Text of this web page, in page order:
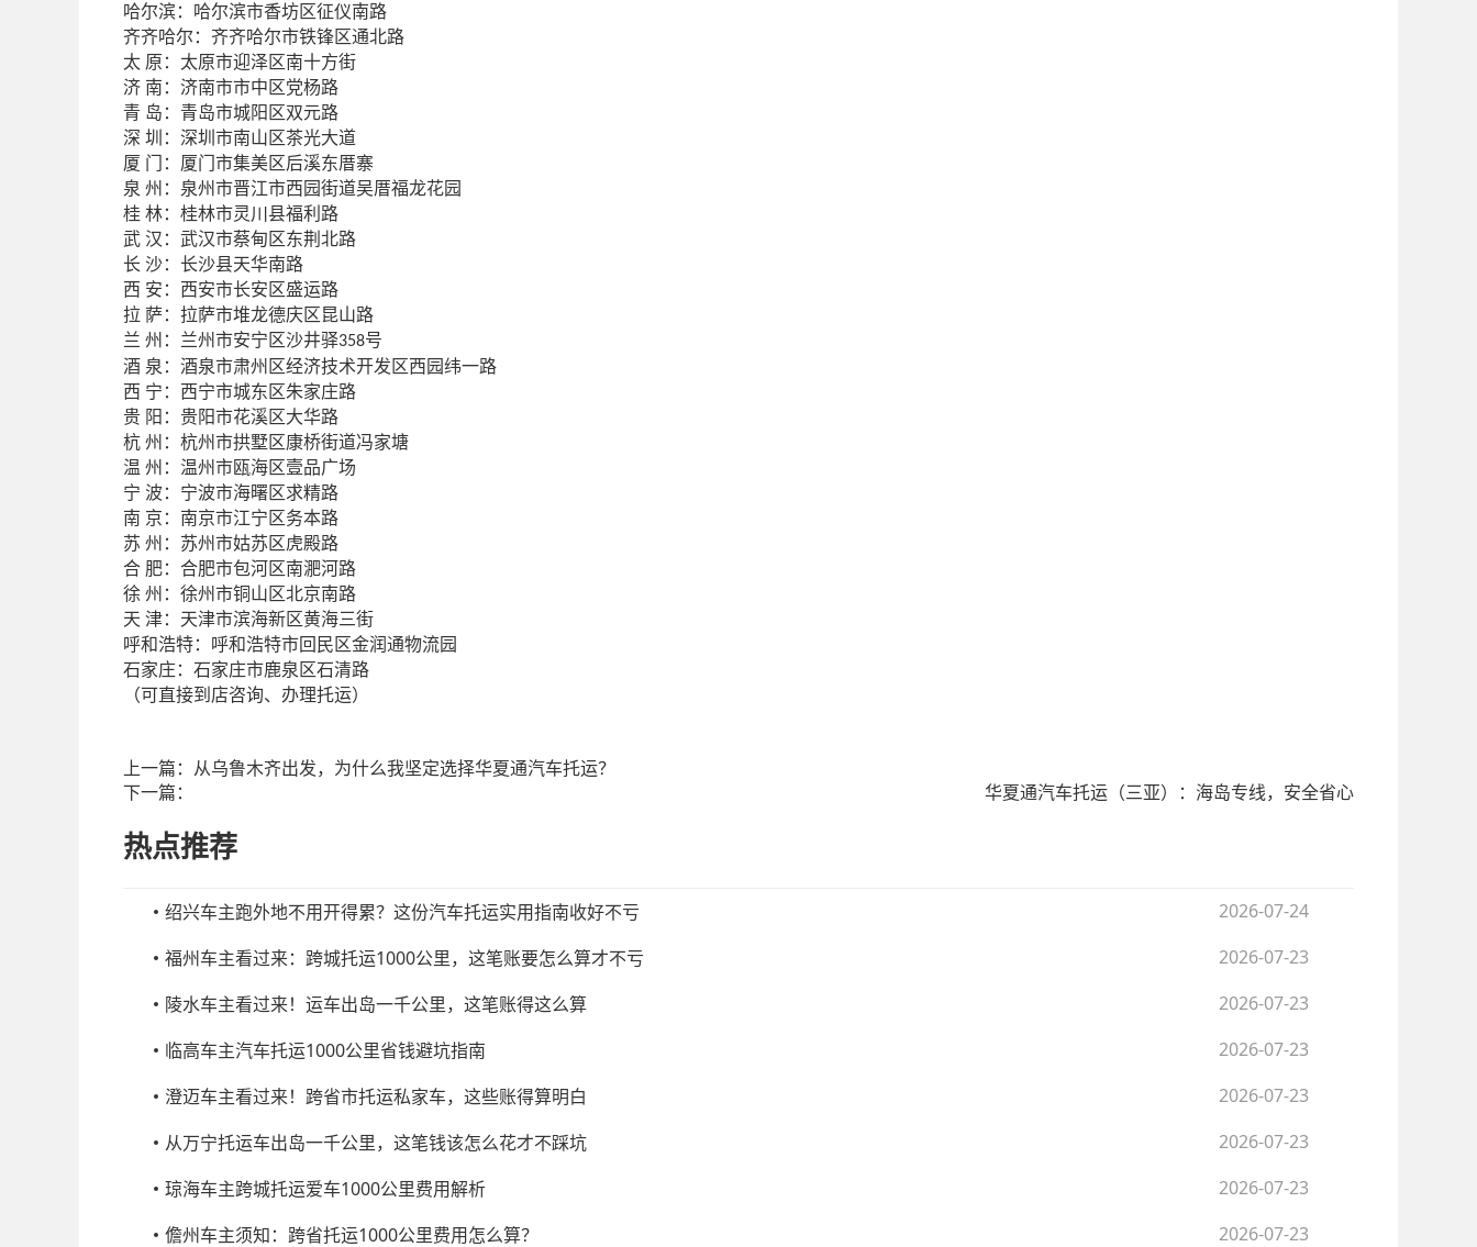
哈尔滨：哈尔滨市香坊区征仪南路
齐齐哈尔：齐齐哈尔市铁锋区通北路
太 原：太原市迎泽区南十方街
济 南：济南市市中区党杨路
青 岛：青岛市城阳区双元路
深 圳：深圳市南山区茶光大道
厦 门：厦门市集美区后溪东厝寨
泉 州：泉州市晋江市西园街道吴厝福龙花园
桂 林：桂林市灵川县福利路
武 汉：武汉市蔡甸区东荆北路
长 沙：长沙县天华南路
西 安：西安市长安区盛运路
拉 萨：拉萨市堆龙德庆区昆山路
兰 州：兰州市安宁区沙井驿358号
酒 泉：酒泉市肃州区经济技术开发区西园纬一路
西 宁：西宁市城东区朱家庄路
贵 阳：贵阳市花溪区大华路
杭 州：杭州市拱墅区康桥街道冯家塘
温 州：温州市瓯海区壹品广场
宁 波：宁波市海曙区求精路
南 京：南京市江宁区务本路
苏 州：苏州市姑苏区虎殿路
合 肥：合肥市包河区南淝河路
徐 州：徐州市铜山区北京南路
天 津：天津市滨海新区黄海三街
呼和浩特：呼和浩特市回民区金润通物流园
石家庄：石家庄市鹿泉区石清路
（可直接到店咨询、办理托运）
上一篇： 从乌鲁木齐出发，为什么我坚定选择华夏通汽车托运？
下一篇：
华夏通汽车托运（三亚）：海岛专线，安全省心
热点推荐
绍兴车主跑外地不用开得累？这份汽车托运实用指南收好不亏
2026-07-24
福州车主看过来：跨城托运1000公里，这笔账要怎么算才不亏
2026-07-23
陵水车主看过来！运车出岛一千公里，这笔账得这么算
2026-07-23
临高车主汽车托运1000公里省钱避坑指南
2026-07-23
澄迈车主看过来！跨省市托运私家车，这些账得算明白
2026-07-23
从万宁托运车出岛一千公里，这笔钱该怎么花才不踩坑
2026-07-23
琼海车主跨城托运爱车1000公里费用解析
2026-07-23
儋州车主须知：跨省托运1000公里费用怎么算？
2026-07-23